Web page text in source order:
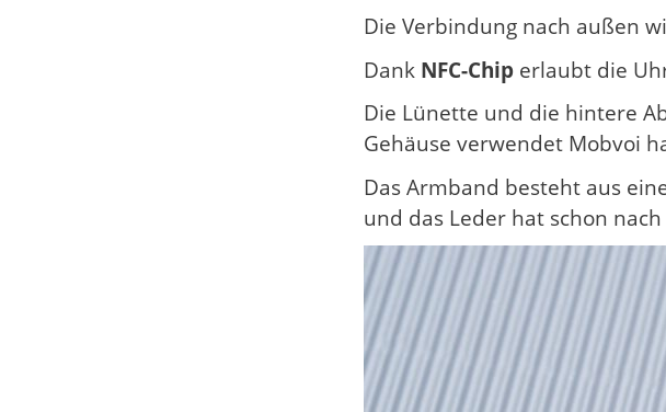
Die Verbindung nach außen
Dank NFC-Chip erlaubt die
Die Lünette und die hintere
Gehäuse verwendet Mobvoi
Das Armband besteht aus
und das Leder hat schon